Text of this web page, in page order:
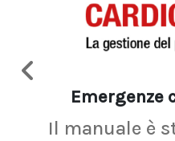
Emergenze
Il manuale è